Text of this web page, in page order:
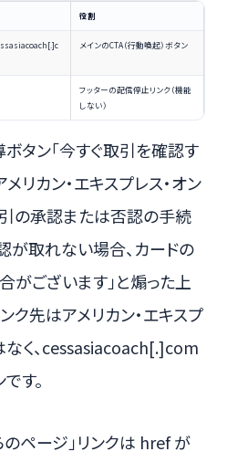
役割
メインのCTA（行動喚起）ボタン
フッターの配信停止リンク（機能
しない）
タン「今すぐ取引を確認す
リカン・エキスプレス・オン
引の承認または否認の手続
が取れない場合、カードの
ございます」と煽った上
ク先はアメリカン・エキスプ
なく、cessasiacoach[.]com
す。
のページ」リンクは href が